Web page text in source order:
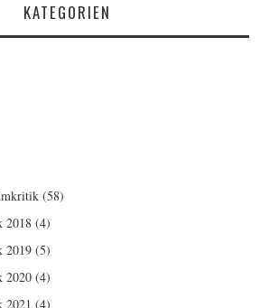
KATEGORIEN
(58)
2018 (4)
2019 (5)
2020 (4)
(4)